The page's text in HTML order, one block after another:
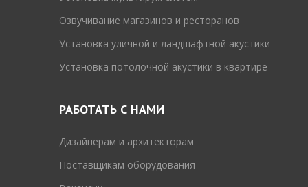
Озвучивание магазинов и ресторанов
Установка уличной и ландшафтной акустики
Установка потолочной акустики в квартире
РАБОТАТЬ С НАМИ
Дизайнерам и архитекторам
Поставщикам оборудования